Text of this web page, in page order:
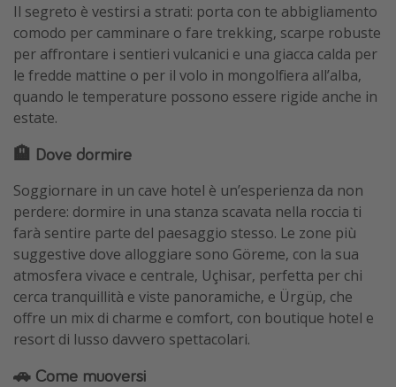
Il segreto è vestirsi a strati: porta con te abbigliamento
comodo per camminare o fare trekking, scarpe robuste
per affrontare i sentieri vulcanici e una giacca calda per
le fredde mattine o per il volo in mongolfiera all’alba,
quando le temperature possono essere rigide anche in
estate.
🏨 Dove dormire
Soggiornare in un cave hotel è un’esperienza da non
perdere: dormire in una stanza scavata nella roccia ti
farà sentire parte del paesaggio stesso. Le zone più
suggestive dove alloggiare sono Göreme, con la sua
atmosfera vivace e centrale, Uçhisar, perfetta per chi
cerca tranquillità e viste panoramiche, e Ürgüp, che
offre un mix di charme e comfort, con boutique hotel e
resort di lusso davvero spettacolari.
🚗 Come muoversi